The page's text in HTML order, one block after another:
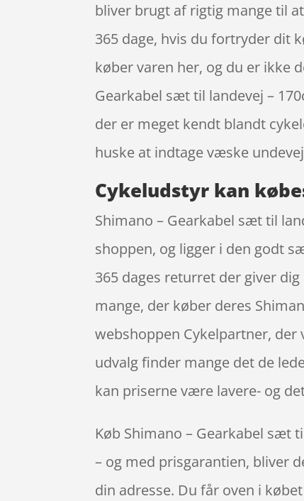
bliver brugt af rigtig mange til
365 dage, hvis du fortryder dit
køber varen her, og du er ikke
Gearkabel sæt til landevej –
der er meget kendt blandt
huske at indtage væske
Cykeludstyr kan
Shimano – Gearkabel sæt til
shoppen, og ligger i den godt
365 dages returret der giver
mange, der køber deres
webshoppen Cykelpartner,
udvalg finder mange det de
kan priserne være lavere- og
Køb Shimano – Gearkabel sæt
– og med prisgarantien, bliver
din adresse. Du får oven i